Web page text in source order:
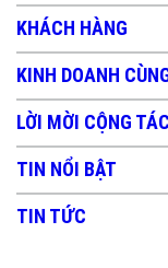
KHÁCH HÀNG
KINH DOANH
LỜI MỜI CỘNG TÁC
TIN NỔI BẬT
TIN TỨC